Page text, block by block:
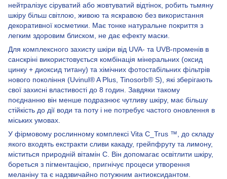
нейтралізує сіруватий або жовтуватий відтінок, робить тьмяну
шкіру більш світлою, живою та яскравою без використання
декоративної косметики. Має тонке натуральне покриття з
легким здоровим блиском, не дає ефекту маски.
Для комплексного захисту шкіри від UVA- та UVB-променів в
санскріні використовується комбінація мінеральних (оксид
цинку + диоксид титану) та хімічних фотостабільних фільтрів
нового покоління (Uvinul® A Plus, Tinosorb® S), які зберігають
свої захисні властивості до 8 годин. Завдяки такому
поєднанню він менше подразнює чутливу шкіру, має більшу
стійкість до дії води та поту і не потребує частого оновлення в
міських умовах.
У фірмовому рослинному комплексі Vita C_Trus ™, до складу
якого входять екстракти сливи какаду, грейпфруту та лимону,
міститься природній вітамін С. Він допомагає освітлити шкіру,
бореться з пігментацією, пригнічує процеси утворення
меланіну та є надзвичайно потужним антиоксидантом.